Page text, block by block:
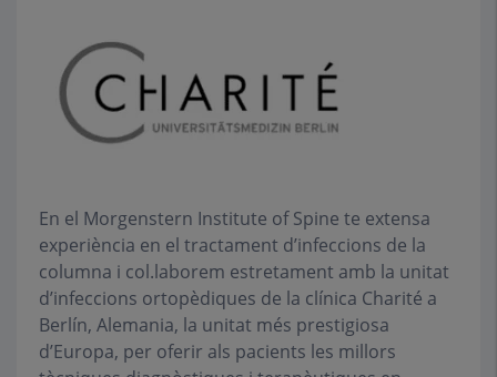
En el Morgenstern Institute of Spine te extensa
experiència en el tractament d’infeccions de la
columna i col.laborem estretament amb la unitat
d’infeccions ortopèdiques de la clínica Charité a
Berlín, Alemania, la unitat més prestigiosa
d’Europa, per oferir als pacients les millors